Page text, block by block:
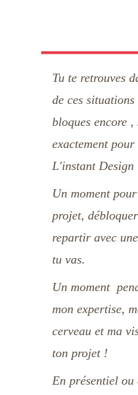
Tu te retrouves
de ces
bloques encore ,
exactement
L'instant Design
Un moment
projet,
repartir avec
tu vas.
Un moment
mon expertise,
cerveau et ma
ton projet !
En présentiel ou